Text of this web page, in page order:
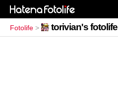
Fotolife > torivian's fotolife